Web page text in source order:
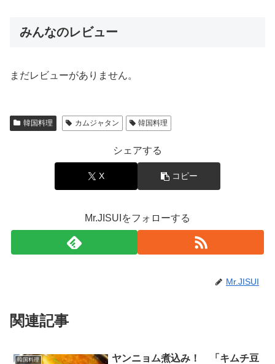
みんなのレビュー
まだレビューがありません。
韓国料理 カムジャタン 韓国料理
シェアする
X コピー
Mr.JISUIをフォローする
Mr.JISUI
関連記事
韓国料理
ヤンニョム煮込み！ 「キムチ豆